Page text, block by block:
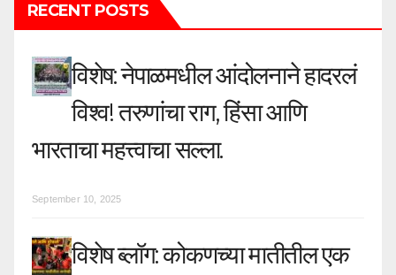
RECENT POSTS
विशेष: नेपाळमधील आंदोलनाने हादरलं
विश्व! तरुणांचा राग, हिंसा आणि
भारताचा महत्त्वाचा सल्ला.
September 10, 2025
विशेष ब्लॉग: कोकणच्या मातीतील एक